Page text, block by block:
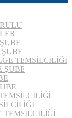
TEMSİLCİLİĞİ
ŞUBE
TEMSİLCİLİĞİ